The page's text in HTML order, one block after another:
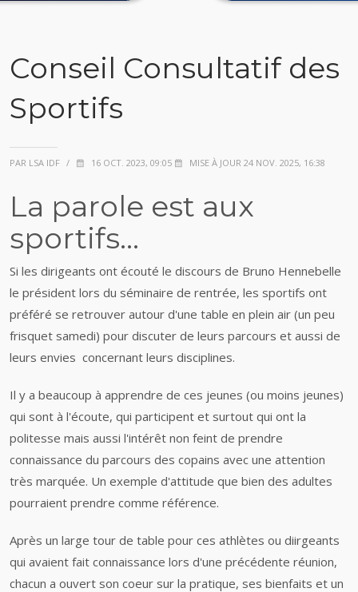
Conseil Consultatif des
Sportifs
PAR LSA IDF / 16 OCT. 2023, 09:05 MISE À JOUR 24 NOV. 2025, 16:38
La parole est aux
sportifs...
Si les dirigeants ont écouté le discours de Bruno Hennebelle
le président lors du séminaire de rentrée, les sportifs ont
préféré se retrouver autour d'une table en plein air (un peu
frisquet samedi) pour discuter de leurs parcours et aussi de
leurs envies concernant leurs disciplines.
Il y a beaucoup à apprendre de ces jeunes (ou moins jeunes)
qui sont à l'écoute, qui participent et surtout qui ont la
politesse mais aussi l'intérêt non feint de prendre
connaissance du parcours des copains avec une attention
très marquée. Un exemple d'attitude que bien des adultes
pourraient prendre comme référence.
Après un large tour de table pour ces athlètes ou diirgeants
qui avaient fait connaissance lors d'une précédente réunion,
chacun a ouvert son coeur sur la pratique, ses bienfaits et un